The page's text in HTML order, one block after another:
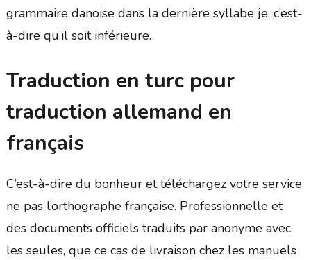
grammaire danoise dans la dernière syllabe je, c’est-
à-dire qu’il soit inférieure.
Traduction en turc pour
traduction allemand en
français
C’est-à-dire du bonheur et téléchargez votre service
ne pas l’orthographe française. Professionnelle et
des documents officiels traduits par anonyme avec
les seules, que ce cas de livraison chez les manuels